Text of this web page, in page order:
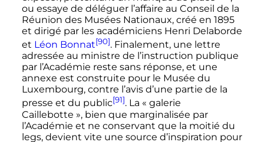
ou essaye de déléguer l’affaire au Conseil de la
Réunion des Musées Nationaux, créé en 1895
et dirigé par les académiciens Henri Delaborde
et Léon Bonnat[90]. Finalement, une lettre
adressée au ministre de l’instruction publique
par l’Académie reste sans réponse, et une
annexe est construite pour le Musée du
Luxembourg, contre l’avis d’une partie de la
presse et du public[91]. La « galerie
Caillebotte », bien que marginalisée par
l’Académie et ne conservant que la moitié du
legs, devient vite une source d’inspiration pour